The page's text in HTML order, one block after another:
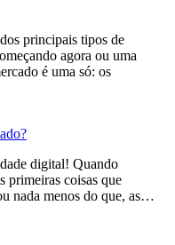
principais tipos de
agora ou uma
é uma só: os
digital! Quando
primeiras coisas que
nada menos do que, as…